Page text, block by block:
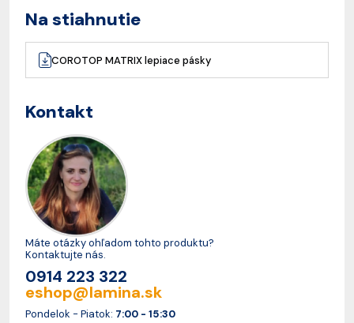
Na stiahnutie
COROTOP MATRIX lepiace pásky
Kontakt
Máte otázky ohľadom tohto produktu?
Kontaktujte nás.
0914 223 322
eshop@lamina.sk
Pondelok - Piatok: 7:00 - 15:30